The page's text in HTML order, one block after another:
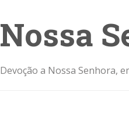
Nossa
Devoção a Nossa Senhora,